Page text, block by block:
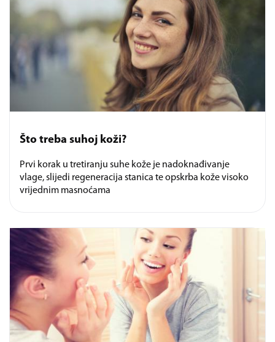
Što treba suhoj koži?
Prvi korak u tretiranju suhe kože je nadoknađivanje
vlage, slijedi regeneracija stanica te opskrba kože visoko
vrijednim masnoćama